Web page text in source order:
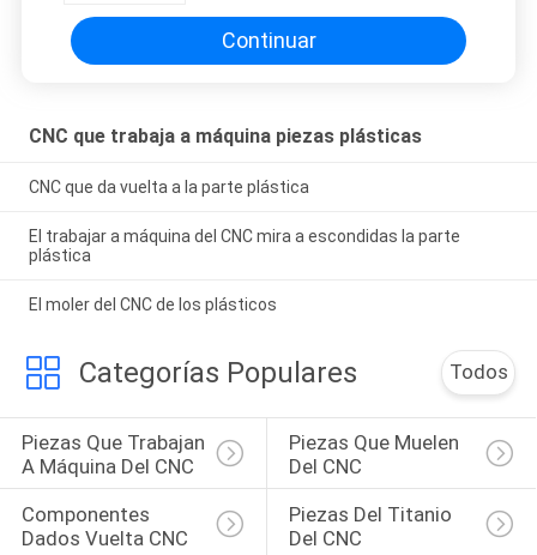
Continuar
CNC que trabaja a máquina piezas plásticas
CNC que da vuelta a la parte plástica
El trabajar a máquina del CNC mira a escondidas la parte
plástica
El moler del CNC de los plásticos
Categorías Populares Todos
Piezas Que Trabajan
A Máquina Del CNC
Piezas Que Muelen
Del CNC
Componentes
Dados Vuelta CNC
Piezas Del Titanio
Del CNC